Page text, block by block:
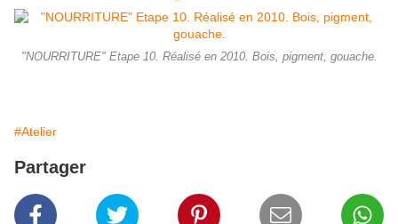
"NOURRITURE" Etape 10. Réalisé en 2010. Bois, pigment, gouache.
#Atelier
Partager